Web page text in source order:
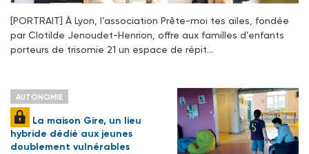
[PORTRAIT] À Lyon, l’association Prête-moi tes ailes, fondée
par Clotilde Jenoudet-Henrion, offre aux familles d’enfants
porteurs de trisomie 21 un espace de répit…
AUTONOMIE
La maison Gire, un lieu
hybride dédié aux jeunes
doublement vulnérables